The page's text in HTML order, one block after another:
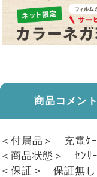
商品コメント
＜付属品＞ 充電ｹ
＜商品状態＞ ｾﾝ
＜保証＞ 保証無し